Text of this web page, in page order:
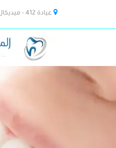
عيادة 412 - ميديكال سنتر 3 - مدينة نصر